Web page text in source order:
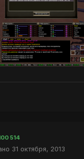
514
31 октября, 2013